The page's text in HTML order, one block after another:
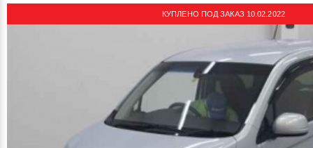
КУПЛЕНО ПОД ЗАКАЗ 10.02.2022